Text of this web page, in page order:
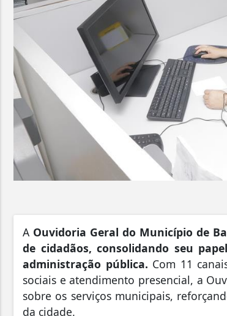
A Ouvidoria Geral do Município de
de cidadãos, consolidando seu
administração pública. Com 11
sociais e atendimento presencial, a
sobre os serviços municipais,
da cidade.